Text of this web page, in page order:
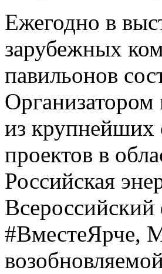
Ежегодно в
зарубежных
павильонов
из крупнейших
проектов в
Российская
Всероссийский
#ВместеЯрче,